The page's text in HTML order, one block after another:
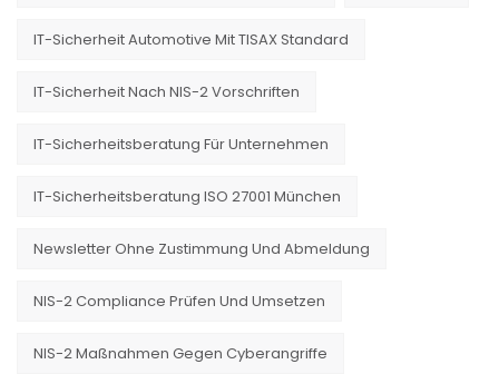
IT-Sicherheit Automotive Mit TISAX Standard
IT-Sicherheit Nach NIS-2 Vorschriften
IT-Sicherheitsberatung Für Unternehmen
IT-Sicherheitsberatung ISO 27001 München
Newsletter Ohne Zustimmung Und Abmeldung
NIS-2 Compliance Prüfen Und Umsetzen
NIS-2 Maßnahmen Gegen Cyberangriffe